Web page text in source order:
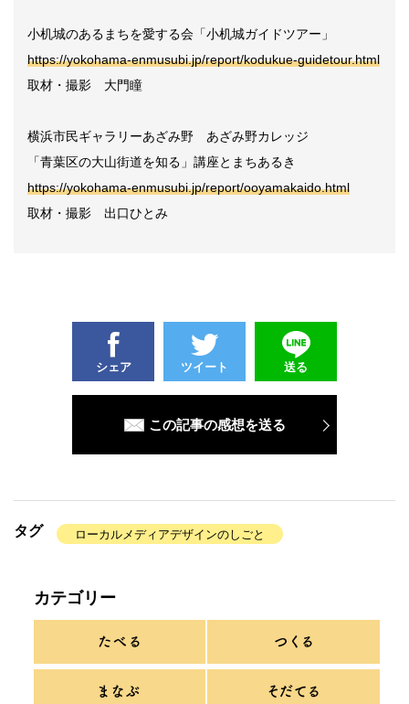
小机城のあるまちを愛する会「小机城ガイドツアー」
https://yokohama-enmusubi.jp/report/kodukue-guidetour.html
取材・撮影 大門瞳
横浜市民ギャラリーあざみ野 あざみ野カレッジ
「青葉区の大山街道を知る」講座とまちあるき
https://yokohama-enmusubi.jp/report/ooyamakaido.html
取材・撮影 出口ひとみ
シェア ツイート 送る
この記事の感想を送る
タグ ローカルメディアデザインのしごと
カテゴリー